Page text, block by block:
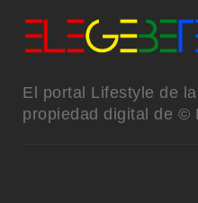
El portal Lifestyle de
propiedad digital de ©